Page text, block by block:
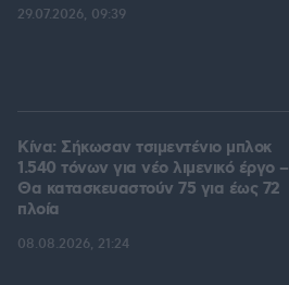
29.07.2026, 09:39
Κίνα: Σήκωσαν τσιμεντένιο μπλοκ
1.540 τόνων για νέο λιμενικό έργο –
Θα κατασκευαστούν 75 για έως 72
πλοία
08.08.2026, 21:24